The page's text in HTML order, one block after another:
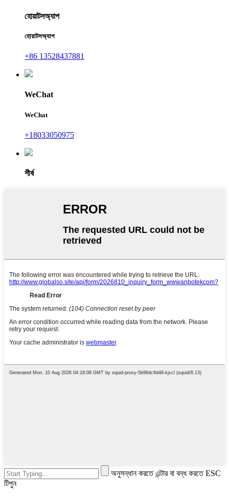
হোয়াটসঅ্যাপ
হোয়াটসঅ্যাপ
+86 13528437881
WeChat
WeChat
+18033050975
শীর্ষ
অনুসন্ধান করতে এন্টার বা বন্ধ করতে ESC
টিপুন